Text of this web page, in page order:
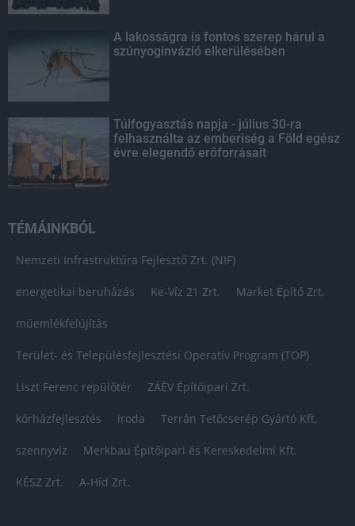
A lakosságra is fontos szerep hárul a
szúnyoginvázió elkerülésében
Túlfogyasztás napja - július 30-ra
felhasználta az emberiség a Föld egész
évre elegendő erőforrásait
TÉMÁINKBÓL
Nemzeti Infrastruktúra Fejlesztő Zrt. (NIF)
energetikai beruházás Ke-Víz 21 Zrt. Market Építő Zrt.
műemlékfelújítás
Terület- és Településfejlesztési Operatív Program (TOP)
Liszt Ferenc repülőtér ZÁÉV Építőipari Zrt.
kórházfejlesztés iroda Terrán Tetőcserép Gyártó Kft.
szennyvíz Merkbau Építőipari és Kereskedelmi Kft.
KÉSZ Zrt. A-Híd Zrt.